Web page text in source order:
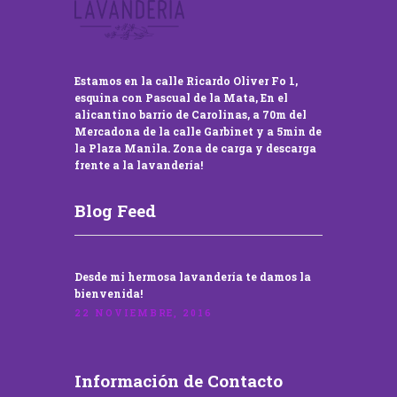
Estamos en la calle Ricardo Oliver Fo 1,
esquina con Pascual de la Mata, En el
alicantino barrio de Carolinas, a 70m del
Mercadona de la calle Garbinet y a 5min de
la Plaza Manila. Zona de carga y descarga
frente a la lavandería!
Blog Feed
Desde mi hermosa lavandería te damos la
bienvenida!
22 NOVIEMBRE, 2016
Información de Contacto